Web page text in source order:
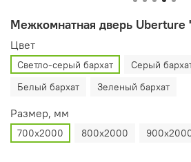
Межкомнатная дверь Uberture
Цвет
Светло-серый бархат
Серый
Белый бархат
Зеленый бархат
Размер, мм
700х2000 800х2000